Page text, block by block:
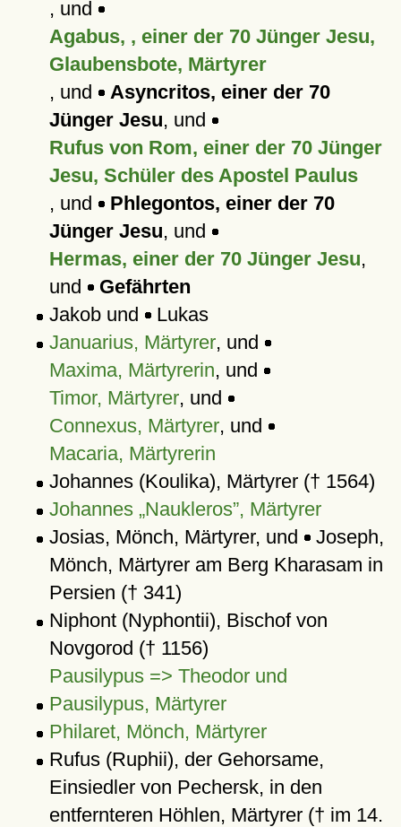
, und
Agabus, , einer der 70 Jünger Jesu,
Glaubensbote, Märtyrer
, und
Asyncritos, einer der 70
Jünger Jesu, und
Rufus von Rom, einer der 70 Jünger
Jesu, Schüler des Apostel Paulus
, und
Phlegontos, einer der 70
Jünger Jesu, und
Hermas, einer der 70 Jünger Jesu,
und
Gefährten
Jakob und Lukas
Januarius, Märtyrer, und
Maxima, Märtyrerin, und
Timor, Märtyrer, und
Connexus, Märtyrer, und
Macaria, Märtyrerin
Johannes (Koulika), Märtyrer († 1564)
Johannes „Naukleros”, Märtyrer
Josias, Mönch, Märtyrer, und Joseph,
Mönch, Märtyrer am Berg Kharasam in
Persien († 341)
Niphont (Nyphontii), Bischof von
Novgorod († 1156)
Pausilypus => Theodor und
Pausilypus, Märtyrer
Philaret, Mönch, Märtyrer
Rufus (Ruphii), der Gehorsame,
Einsiedler von Pechersk, in den
entfernteren Höhlen, Märtyrer († im 14.